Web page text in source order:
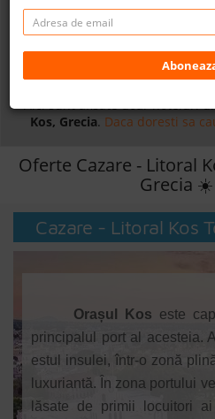
Aici sunt afisate doar hoteluri
Kos, Grecia. Daca doresti sa
Oferte Cazare - Litoral
Grecia
Cazare - Litoral Kos
Orașul Kos este
principalul port al acesteia.
estul insulei, într-o zonă
luxuriantă. În zona portului
lăsate de primii locuitori
CONTACT